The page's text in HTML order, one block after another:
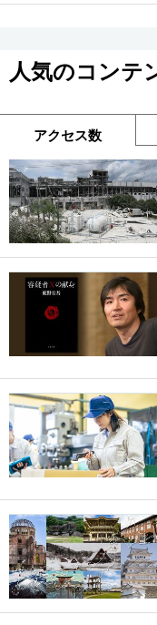
人気のコンテ
アクセス数